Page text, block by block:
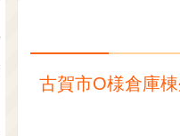
古賀市O様倉庫